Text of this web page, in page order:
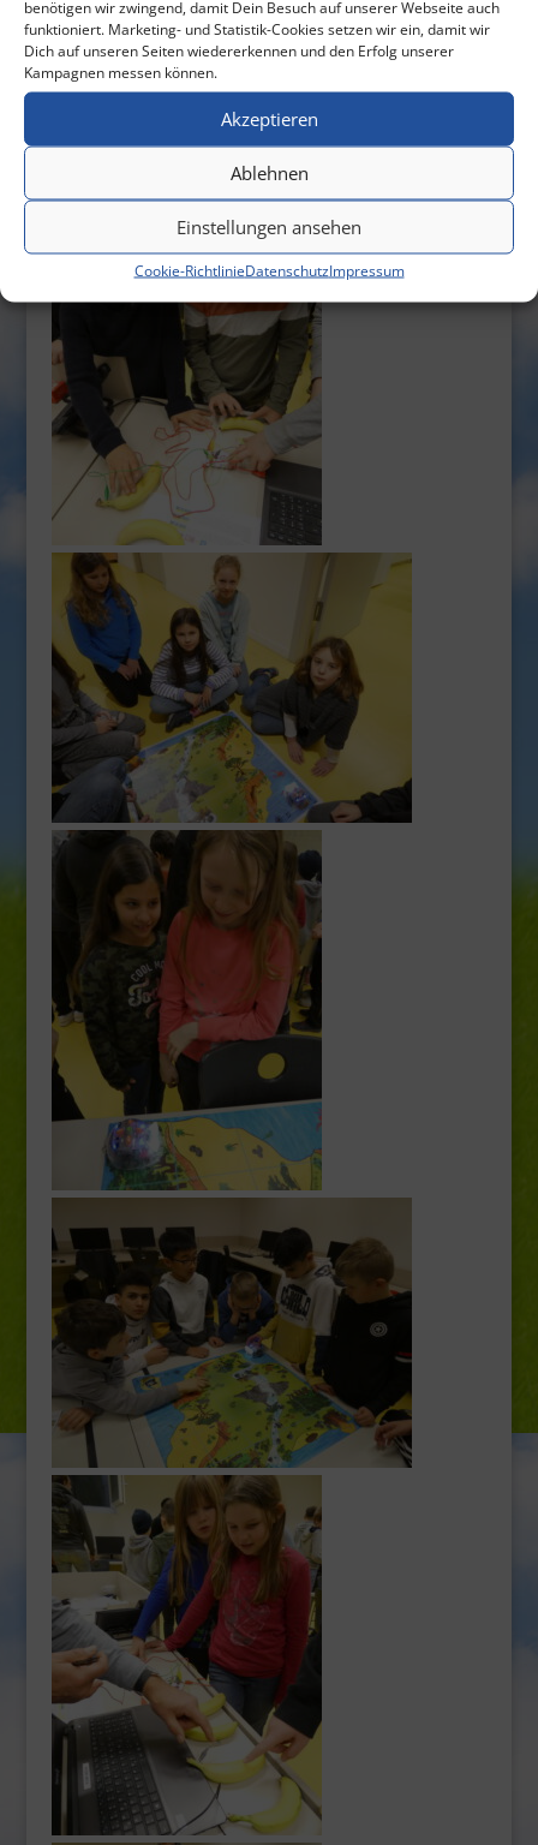
benötigen wir zwingend, damit Dein Besuch auf unserer Webseite auch
funktioniert. Marketing- und Statistik-Cookies setzen wir ein, damit wir
Dich auf unseren Seiten wiedererkennen und den Erfolg unserer
Kampagnen messen können.
Akzeptieren
Ablehnen
Einstellungen ansehen
Cookie-RichtlinieDatenschutzImpressum